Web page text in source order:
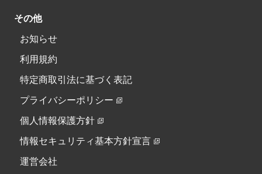
その他
お知らせ
利用規約
特定商取引法に基づく表記
プライバシーポリシー
個人情報保護方針
情報セキュリティ基本方針宣言
運営会社